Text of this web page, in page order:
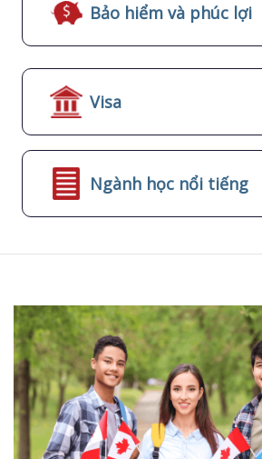
Bảo hiểm và phúc lợi
Visa
Ngành học nổi tiếng